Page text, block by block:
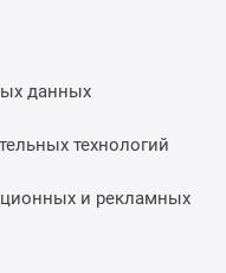
данных
технологий
и рекламных